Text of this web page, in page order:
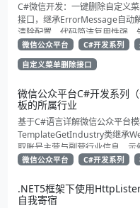
C#微信开发：一键删除自定义
接口，继承ErrorMessage自动
清除配置。代码简洁复用性强
取状态。适合动态管理公众号
微信公众平台 C#开发系列
自定义菜单删除接口
微信公众平台C#开发系列
板的所属行业
基于C#语言详解微信公众平台
TemplateGetIndustry类继承
取账号主营与副营行业信息。
与second_class数据，为开发者
微信公众平台 C#开发系列
.NET5框架下使用
自我寄宿